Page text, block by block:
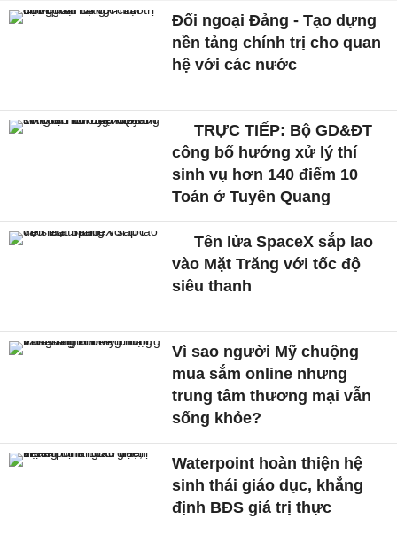
Đối ngoại Đảng - Tạo dựng
nền tảng chính trị cho quan
hệ với các nước
TRỰC TIẾP: Bộ GD&ĐT
công bố hướng xử lý thí
sinh vụ hơn 140 điểm 10
Toán ở Tuyên Quang
Tên lửa SpaceX sắp lao
vào Mặt Trăng với tốc độ
siêu thanh
Vì sao người Mỹ chuộng
mua sắm online nhưng
trung tâm thương mại vẫn
sống khỏe?
Waterpoint hoàn thiện hệ
sinh thái giáo dục, khẳng
định BĐS giá trị thực